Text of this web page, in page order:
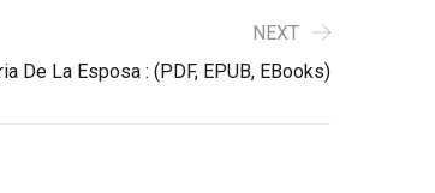
NEXT
De La Esposa : (PDF, EPUB, EBooks)